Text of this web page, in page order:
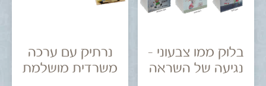
בלוק ממו צבעוני –
נגיעה של השראה
נרתיק עם ערכה
משרדית מושלמת